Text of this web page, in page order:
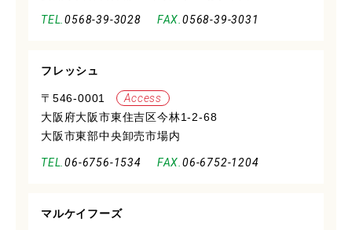
0568-39-3028 0568-39-3031
フレッシュ
〒546-0001
Access
大阪府大阪市東住吉区今林1-2-68
大阪市東部中央卸売市場内
06-6756-1534 06-6752-1204
マルケイフーズ